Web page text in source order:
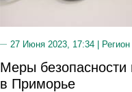
27 Июня 2023, 17:34 |
Меры безопасности
в Приморье